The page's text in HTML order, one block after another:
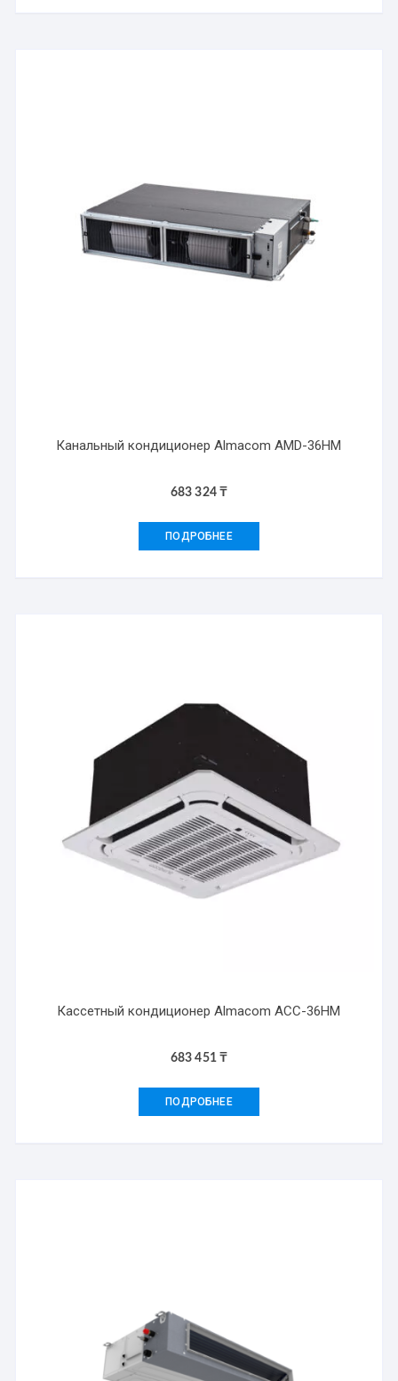
Канальный кондиционер Almacom AMD-36HМ
683 324₸
ПОДРОБНЕЕ
Кассетный кондиционер Almacom ACC-36HM
683 451₸
ПОДРОБНЕЕ